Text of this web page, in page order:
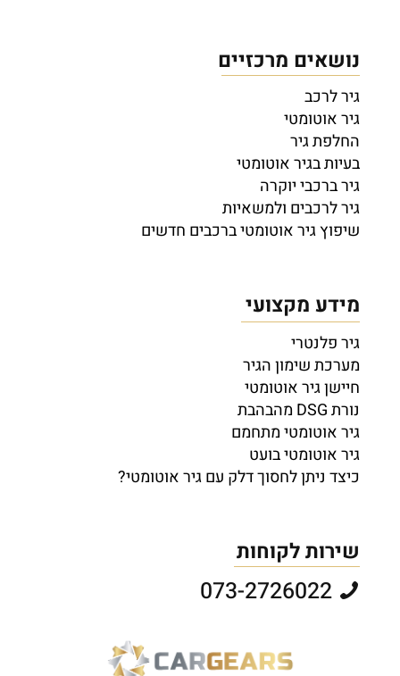
נושאים מרכזיים
גיר לרכב
גיר אוטומטי
החלפת גיר
בעיות בגיר אוטומטי
גיר ברכבי יוקרה
גיר לרכבים ולמשאיות
שיפוץ גיר אוטומטי ברכבים חדשים
מידע מקצועי
גיר פלנטרי
מערכת שימון הגיר
חיישן גיר אוטומטי
נורת DSG מהבהבת
גיר אוטומטי מתחמם
גיר אוטומטי בועט
כיצד ניתן לחסוך דלק עם גיר אוטומטי?
שירות לקוחות